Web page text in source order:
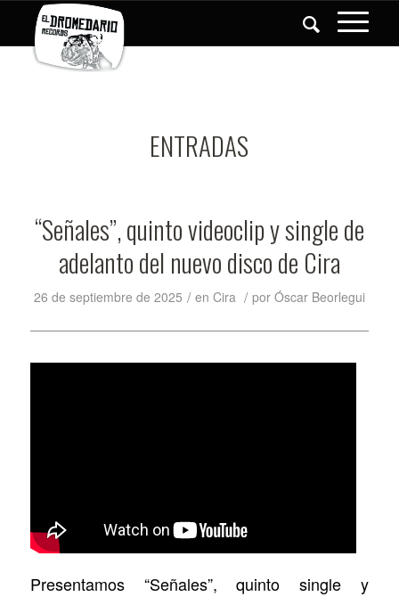
ENTRADAS
“Señales”, quinto videoclip y single de
adelanto del nuevo disco de Cira
26 de septiembre de 2025 / en Cira / por Óscar Beorlegui
Presentamos “Señales”, quinto single y